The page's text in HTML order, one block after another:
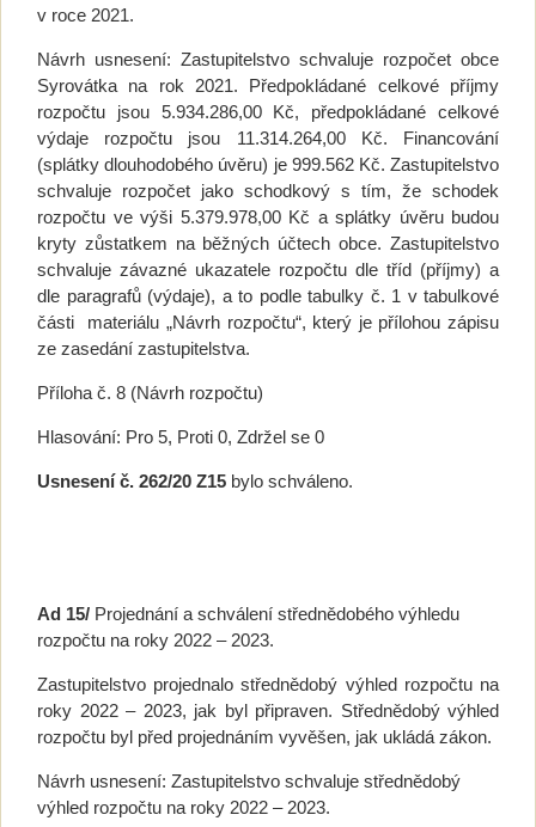
v roce 2021.
Návrh usnesení: Zastupitelstvo schvaluje rozpočet obce
Syrovátka na rok 2021. Předpokládané celkové příjmy
rozpočtu jsou 5.934.286,00 Kč, předpokládané celkové
výdaje rozpočtu jsou 11.314.264,00 Kč. Financování
(splátky dlouhodobého úvěru) je 999.562 Kč. Zastupitelstvo
schvaluje rozpočet jako schodkový s tím, že schodek
rozpočtu ve výši 5.379.978,00 Kč a splátky úvěru budou
kryty zůstatkem na běžných účtech obce. Zastupitelstvo
schvaluje závazné ukazatele rozpočtu dle tříd (příjmy) a
dle paragrafů (výdaje), a to podle tabulky č. 1 v tabulkové
části materiálu „Návrh rozpočtu“, který je přílohou zápisu
ze zasedání zastupitelstva.
Příloha č. 8 (Návrh rozpočtu)
Hlasování: Pro 5, Proti 0, Zdržel se 0
Usnesení č. 262/20 Z15 bylo schváleno.
Ad 15/ Projednání a schválení střednědobého výhledu
rozpočtu na roky 2022 – 2023.
Zastupitelstvo projednalo střednědobý výhled rozpočtu na
roky 2022 – 2023, jak byl připraven. Střednědobý výhled
rozpočtu byl před projednáním vyvěšen, jak ukládá zákon.
Návrh usnesení: Zastupitelstvo schvaluje střednědobý
výhled rozpočtu na roky 2022 – 2023.